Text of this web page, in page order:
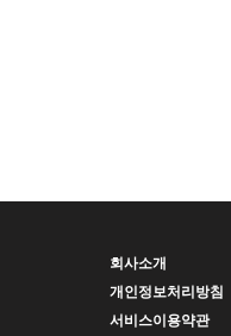
회사소개
개인정보처리방침
서비스이용약관